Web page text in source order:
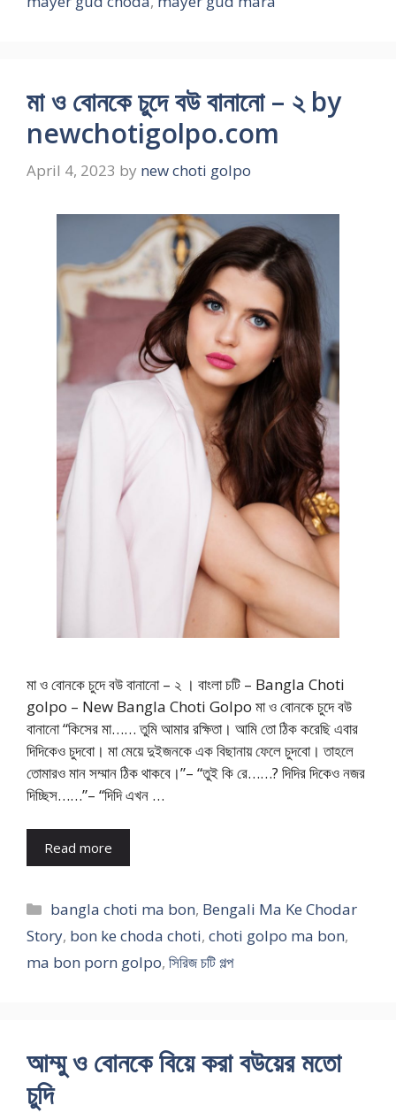
মা ও বোনকে চুদে বউ বানানো – ২ by
newchotigolpo.com
April 4, 2023 by new choti golpo
মা ও বোনকে চুদে বউ বানানো – ২ । বাংলা চটি – Bangla Choti
golpo – New Bangla Choti Golpo মা ও বোনকে চুদে বউ
বানানো “কিসের মা…… তুমি আমার রক্ষিতা। আমি তো ঠিক করেছি এবার
দিদিকেও চুদবো। মা মেয়ে দুইজনকে এক বিছানায় ফেলে চুদবো। তাহলে
তোমারও মান সম্মান ঠিক থাকবে।”– “তুই কি রে……? দিদির দিকেও নজর
দিচ্ছিস……”– “দিদি এখন …
Read more
Categories
bangla choti ma bon, Bengali Ma Ke Chodar
Story, bon ke choda choti, choti golpo ma bon,
ma bon porn golpo, সিরিজ চটি গল্প
আম্মু ও বোনকে বিয়ে করা বউয়ের মতো
চুদি